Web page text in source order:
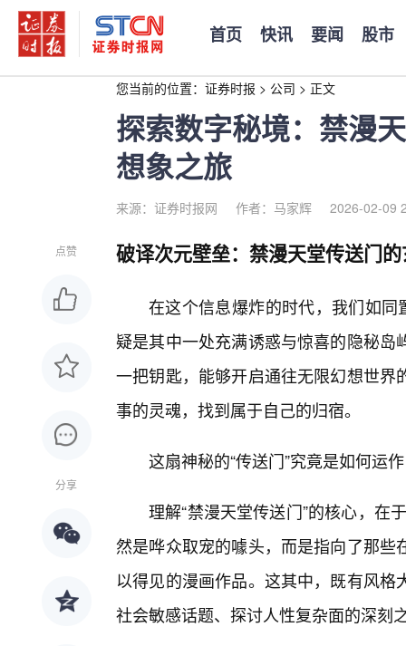
首页 快讯 要闻 股市
您当前的位置： 证券时报 > 公司 > 正文
探索数字秘境：禁漫
想象之旅
来源：证券时报网 作者：马家辉 2026-02-09
点赞
分享
破译次元壁垒：禁漫天堂传送门
在这个信息爆炸的时代，我们如同
疑是其中一处充满诱惑与惊喜的隐秘
一把钥匙，能够开启通往无限幻想世
事的灵魂，找到属于自己的归宿。
这扇神秘的“传送门”究竟是如何运
理解“禁漫天堂传送门”的核心，在
然是哗众取宠的噱头，而是指向了那
以得见的漫画作品。这其中，既有风
社会敏感话题、探讨人性复杂面的深刻